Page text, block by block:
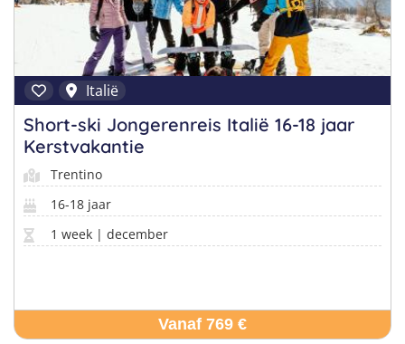
Italië
Short-ski Jongerenreis Italië 16-18 jaar
Kerstvakantie
Trentino
16-18 jaar
1 week | december
Vanaf 769 €